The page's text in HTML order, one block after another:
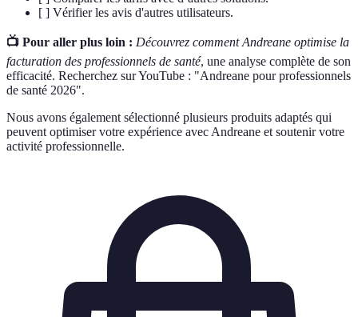
[ ] Vérifier les avis d'autres utilisateurs.
📺 Pour aller plus loin : Découvrez comment Andreane optimise la
facturation des professionnels de santé, une analyse complète de son
efficacité. Recherchez sur YouTube : "Andreane pour professionnels
de santé 2026".
Nous avons également sélectionné plusieurs produits adaptés qui
peuvent optimiser votre expérience avec Andreane et soutenir votre
activité professionnelle.